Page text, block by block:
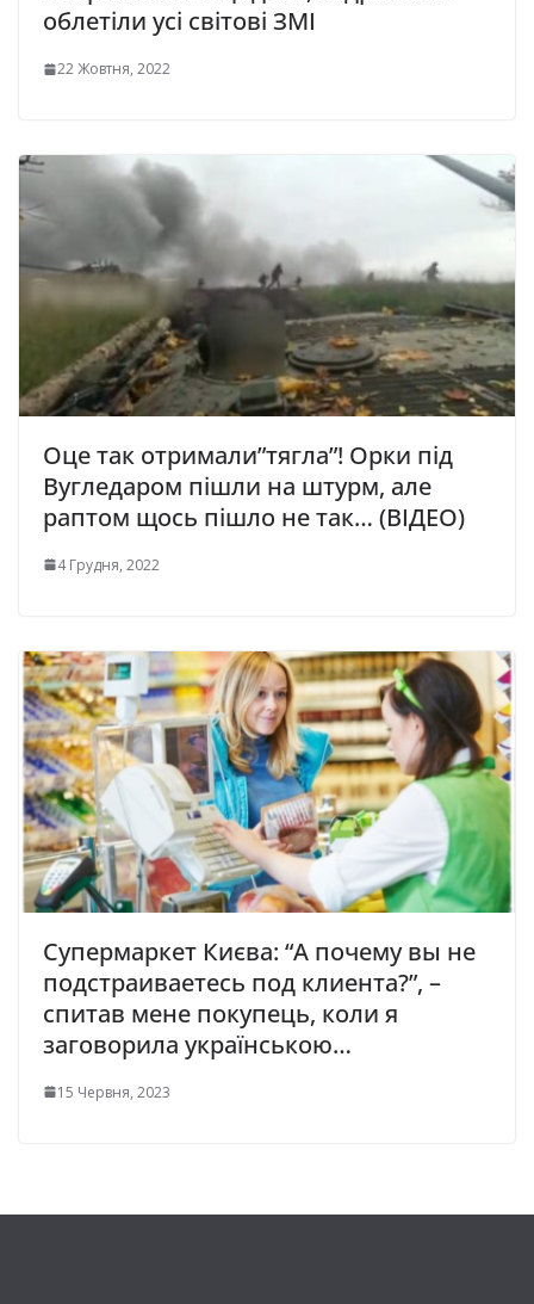
облетіли усі світові ЗМІ
22 Жовтня, 2022
Оце так отримали”тягла”! Орки під
Вугледаром пішли на штурм, але
раптом щось пішло не так… (ВІДЕО)
4 Грудня, 2022
Супермаркет Києва: “А почему вы не
подстраиваетесь под клиента?”, –
спитав мене покупець, коли я
заговорила українською…
15 Червня, 2023